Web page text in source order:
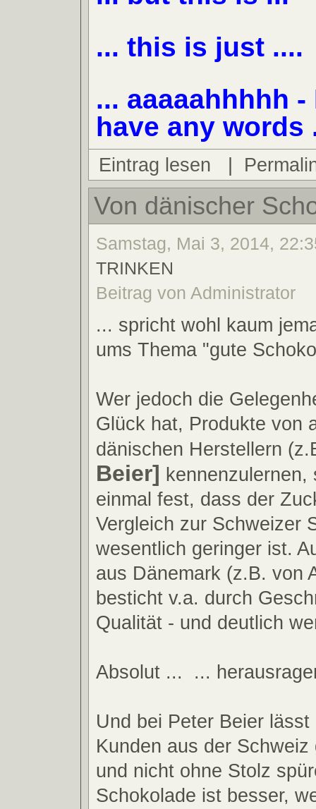
... this is just ....
... aaaaahhhhh
have any words
Eintrag lesen |
Von dänischer
Samstag, Mai 3, 2014,
TRINKEN
Beitrag von Administrator
... spricht wohl kaum
ums Thema "gute
Wer jedoch die
Glück hat, Produkte von
dänischen Herstellern
Beier] kennenzulernen,
einmal fest, dass der
Vergleich zur Schweizer
wesentlich geringer ist.
aus Dänemark (z.B. von
besticht v.a. durch
Qualität - und deutlich
Absolut ... ...
Und bei Peter Beier
Kunden aus der
und nicht ohne Stolz
Schokolade ist besser,